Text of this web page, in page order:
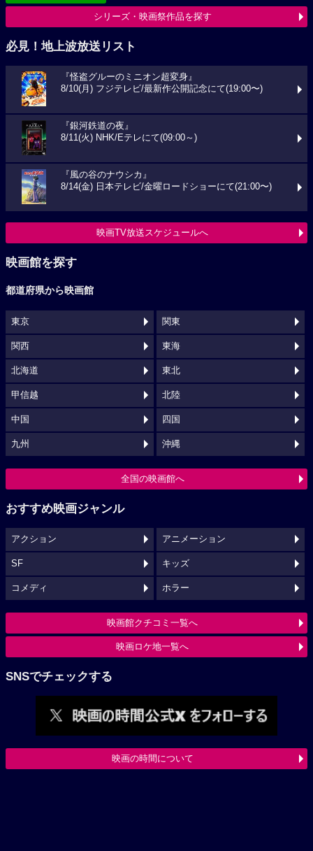
シリーズ・映画祭作品を探す
必見！地上波放送リスト
『怪盗グルーのミニオン超変身』
8/10(月) フジテレビ/最新作公開記念にて(19:00〜)
『銀河鉄道の夜』
8/11(火) NHK/Eテレにて(09:00～)
『風の谷のナウシカ』
8/14(金) 日本テレビ/金曜ロードショーにて(21:00〜)
映画TV放送スケジュールへ
映画館を探す
都道府県から映画館
東京 関東
関西 東海
北海道 東北
甲信越 北陸
中国 四国
九州 沖縄
全国の映画館へ
おすすめ映画ジャンル
アクション アニメーション
SF キッズ
コメディ ホラー
映画館クチコミ一覧へ
映画ロケ地一覧へ
SNSでチェックする
映画の時間について